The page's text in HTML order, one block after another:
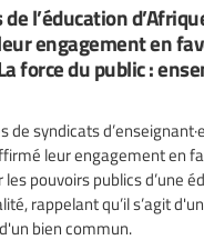
l’éducation
engagement en
force du public :
de syndicats
leur engagement en
pouvoirs publics d’une
rappelant qu’il s’agit
bien commun.